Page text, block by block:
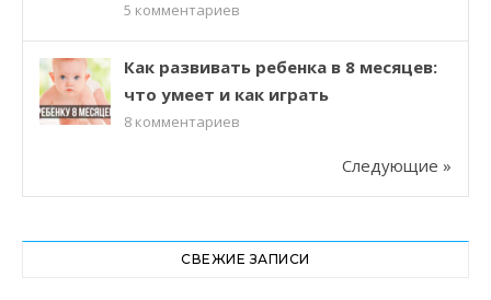
5 комментариев
Как развивать ребенка в 8 месяцев:
что умеет и как играть
8 комментариев
Следующие »
СВЕЖИЕ ЗАПИСИ